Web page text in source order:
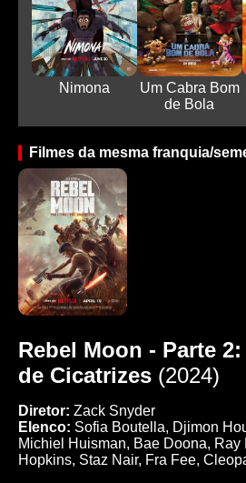
Nimona
Um Cabra Bom
de Bola
Filmes da mesma franquia/
Rebel Moon - Parte
de Cicatrizes (2024)
Diretor: Zack Snyder
Elenco: Sofia Boutella, Djimon
Michiel Huisman, Bae Doona, Ray
Hopkins, Staz Nair, Fra Fee,